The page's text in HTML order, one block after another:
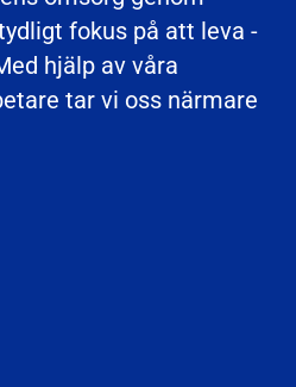
fokus på att leva -
hjälp av våra
tar vi oss närmare